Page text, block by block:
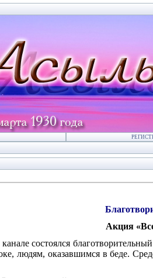
Акция
состоялся
людям, оказавшимся в беде.